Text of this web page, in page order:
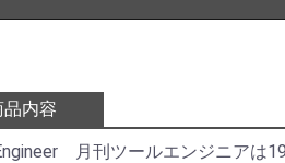
品内容
月刊ツールエンジニアは